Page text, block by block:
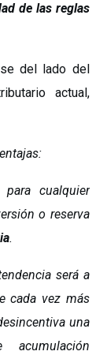
de las reglas
del lado del
actual,
para cualquier
o reserva
.
será a
cada vez más
una
acumulación